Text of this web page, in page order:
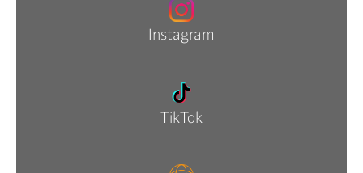
Instagram
TikTok